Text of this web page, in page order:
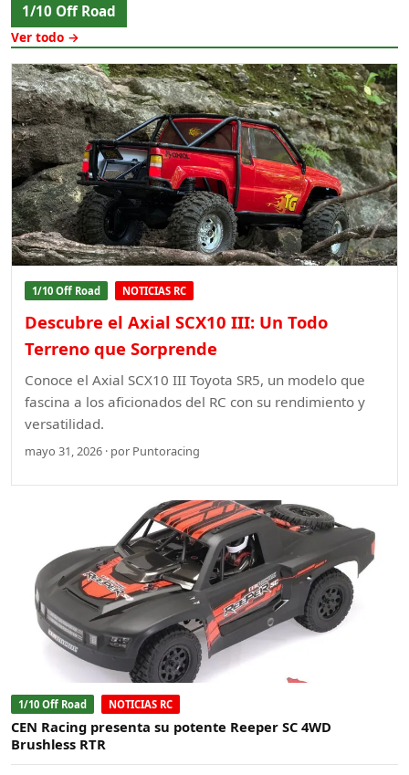
1/10 Off Road
Ver todo →
1/10 Off Road NOTICIAS RC
Descubre el Axial SCX10 III: Un Todo
Terreno que Sorprende
Conoce el Axial SCX10 III Toyota SR5, un modelo que
fascina a los aficionados del RC con su rendimiento y
versatilidad.
mayo 31, 2026 · por Puntoracing
1/10 Off Road NOTICIAS RC
CEN Racing presenta su potente Reeper SC 4WD
Brushless RTR